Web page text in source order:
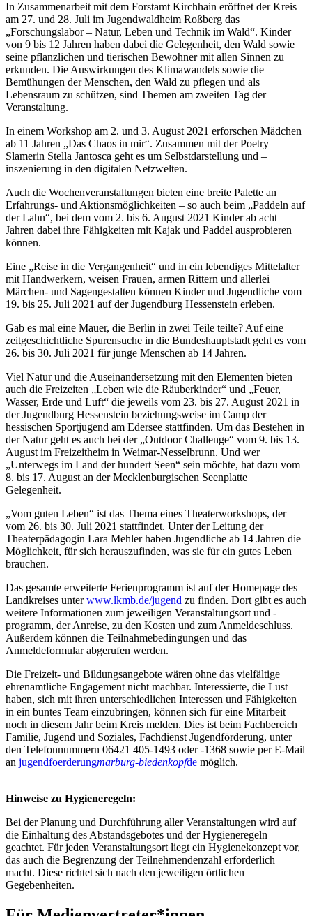
In Zusammenarbeit mit dem Forstamt Kirchhain eröffnet der Kreis
am 27. und 28. Juli im Jugendwaldheim Roßberg das
„Forschungslabor – Natur, Leben und Technik im Wald“. Kinder
von 9 bis 12 Jahren haben dabei die Gelegenheit, den Wald sowie
seine pflanzlichen und tierischen Bewohner mit allen Sinnen zu
erkunden. Die Auswirkungen des Klimawandels sowie die
Bemühungen der Menschen, den Wald zu pflegen und als
Lebensraum zu schützen, sind Themen am zweiten Tag der
Veranstaltung.
In einem Workshop am 2. und 3. August 2021 erforschen Mädchen
ab 11 Jahren „Das Chaos in mir“. Zusammen mit der Poetry
Slamerin Stella Jantosca geht es um Selbstdarstellung und –
inszenierung in den digitalen Netzwelten.
Auch die Wochenveranstaltungen bieten eine breite Palette an
Erfahrungs- und Aktionsmöglichkeiten – so auch beim „Paddeln auf
der Lahn“, bei dem vom 2. bis 6. August 2021 Kinder ab acht
Jahren dabei ihre Fähigkeiten mit Kajak und Paddel ausprobieren
können.
Eine „Reise in die Vergangenheit“ und in ein lebendiges Mittelalter
mit Handwerkern, weisen Frauen, armen Rittern und allerlei
Märchen- und Sagengestalten können Kinder und Jugendliche vom
19. bis 25. Juli 2021 auf der Jugendburg Hessenstein erleben.
Gab es mal eine Mauer, die Berlin in zwei Teile teilte? Auf eine
zeitgeschichtliche Spurensuche in die Bundeshauptstadt geht es vom
26. bis 30. Juli 2021 für junge Menschen ab 14 Jahren.
Viel Natur und die Auseinandersetzung mit den Elementen bieten
auch die Freizeiten „Leben wie die Räuberkinder“ und „Feuer,
Wasser, Erde und Luft“ die jeweils vom 23. bis 27. August 2021 in
der Jugendburg Hessenstein beziehungsweise im Camp der
hessischen Sportjugend am Edersee stattfinden. Um das Bestehen in
der Natur geht es auch bei der „Outdoor Challenge“ vom 9. bis 13.
August im Freizeitheim in Weimar-Nesselbrunn. Und wer
„Unterwegs im Land der hundert Seen“ sein möchte, hat dazu vom
8. bis 17. August an der Mecklenburgischen Seenplatte
Gelegenheit.
„Vom guten Leben“ ist das Thema eines Theaterworkshops, der
vom 26. bis 30. Juli 2021 stattfindet. Unter der Leitung der
Theaterpädagogin Lara Mehler haben Jugendliche ab 14 Jahren die
Möglichkeit, für sich herauszufinden, was sie für ein gutes Leben
brauchen.
Das gesamte erweiterte Ferienprogramm ist auf der Homepage des
Landkreises unterwww.lkmb.de/jugend zu finden. Dort gibt es auch
weitere Informationen zum jeweiligen Veranstaltungsort und -
programm, der Anreise, zu den Kosten und zum Anmeldeschluss.
Außerdem können die Teilnahmebedingungen und das
Anmeldeformular abgerufen werden.
Die Freizeit- und Bildungsangebote wären ohne das vielfältige
ehrenamtliche Engagement nicht machbar. Interessierte, die Lust
haben, sich mit ihren unterschiedlichen Interessen und Fähigkeiten
in ein buntes Team einzubringen, können sich für eine Mitarbeit
noch in diesem Jahr beim Kreis melden. Dies ist beim Fachbereich
Familie, Jugend und Soziales, Fachdienst Jugendförderung, unter
den Telefonnummern 06421 405-1493 oder -1368 sowie per E-Mail
an jugendfoerderungmarburg-biedenkopfde möglich.
Hinweise zu Hygieneregeln:
Bei der Planung und Durchführung aller Veranstaltungen wird auf
die Einhaltung des Abstandsgebotes und der Hygieneregeln
geachtet. Für jeden Veranstaltungsort liegt ein Hygienekonzept vor,
das auch die Begrenzung der Teilnehmendenzahl erforderlich
macht. Diese richtet sich nach den jeweiligen örtlichen
Gegebenheiten.